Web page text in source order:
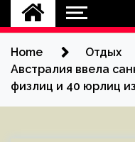
Home
Отдых
Австралия ввела
физлиц и 40 юрлиц